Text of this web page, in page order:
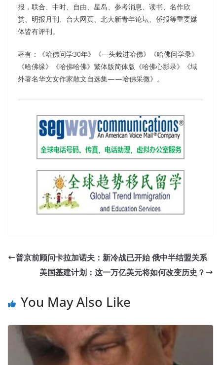
报，联合、中时、自由、星岛、参考消息、读书、名作欣
赏、明报月刊、台大网页、北大新青年论坛、侨报等重要媒
体皆有评刊。
著有：《哈佛问学30年》《一头栽进哈佛》《哈佛问学录》
《哈佛缘》《哈佛哈佛》繁体版简体版《哈佛心影录》《域
外著名华文女作家散文自选集——哈佛采微》。
普京前顾问卡拉加诺夫：新冷战已开始 俄中半结盟关系
美国基建计划：这一万亿美元将如何改变历史？
You May Also Like